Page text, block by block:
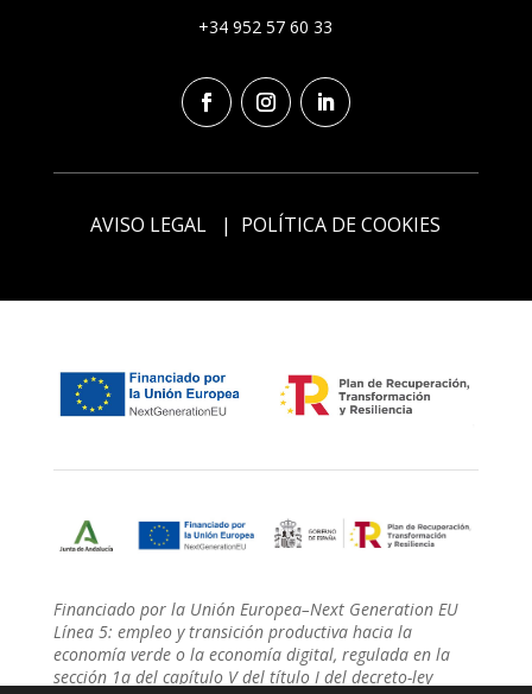
+34 952 57 60 33
AVISO LEGAL | POLÍTICA DE COOKIES
Financiado por la Unión Europea–Next Generation EU
Línea 5: empleo y transición productiva hacia la
economía verde o la economía digital, regulada en la
sección 1a del capítulo V del título I del decreto-ley